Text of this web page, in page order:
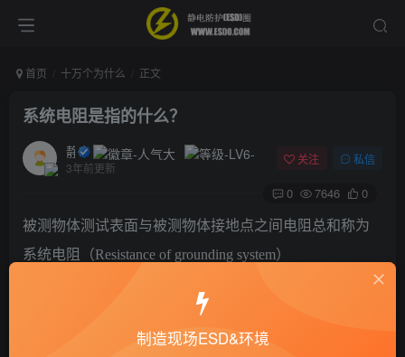
首页 十万个为什么 正文
系统电阻是指的什么？
静电防护
3年前更新
关注 私信
0 7646 0
被测物体测试表面与被测物体接地点之间电阻总和称为
系统电阻（Resistance of grounding system）
收集整理分享，如转载请注明出处；
制造现场ESD&环境